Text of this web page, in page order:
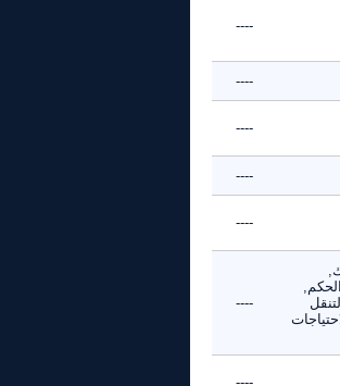
----
----
----
----
----
----
----